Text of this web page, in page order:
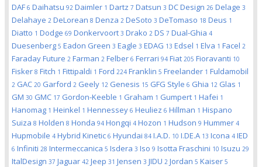
DAF 6 Daihatsu 92 Daimler 1 Dartz 7 Datsun 3 DC Design 26 Delage 3
Delahaye 2 DeLorean 8 Denza 2 DeSoto 3 DeTomaso 18 Deus 1
Diatto 1 Dodge 69 Donkervoort 3 Drako 2 DS 7 Dual-Ghia 4
Duesenberg 5 Eadon Green 3 Eagle 3 EDAG 13 Edsel 1 Elva 1 Facel 2
Faraday Future 2 Farman 2 Felber 6 Ferrari 94 Fiat 205 Fioravanti 10
Fisker 8 Fitch 1 Fittipaldi 1 Ford 224 Franklin 5 Freelander 1 Fuldamobil
2 GAC 20 Garford 2 Geely 12 Genesis 15 GFG Style 6 Ghia 12 Glas 1
GM 30 GMC 17 Gordon-Keeble 1 Graham 1 Gumpert 1 Hafei 1
Hanomag 1 Heinkel 1 Hennessey 6 Heuliez 6 Hillman 1 Hispano
Suiza 8 Holden 8 Honda 94 Hongqi 4 Hozon 1 Hudson 9 Hummer 4
Hupmobile 4 Hybrid Kinetic 6 Hyundai 84 I.A.D. 10 I.DE.A 13 Icona 4 IED
6 Infiniti 28 Intermeccanica 5 Isdera 3 Iso 9 Isotta Fraschini 10 Isuzu 29
ItalDesign 37 Jaguar 42 Jeep 31 Jensen 3 JIDU 2 Jordan 5 Kaiser 5